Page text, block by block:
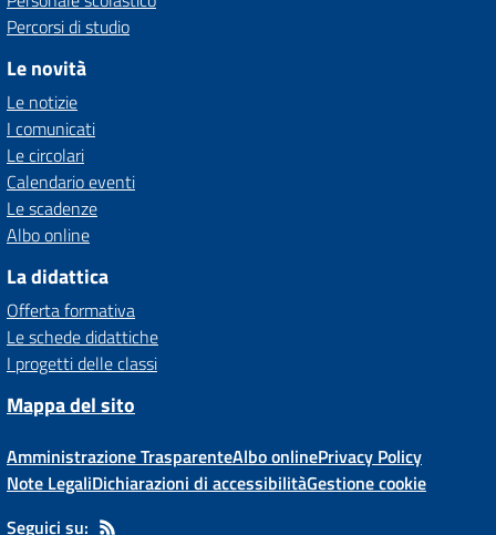
Percorsi di studio
Le novità
Le notizie
I comunicati
Le circolari
Calendario eventi
Le scadenze
Albo online
La didattica
Offerta formativa
Le schede didattiche
I progetti delle classi
Mappa del sito
Amministrazione TrasparenteAlbo onlinePrivacy Policy
Note LegaliDichiarazioni di accessibilitàGestione cookie
Seguici su: